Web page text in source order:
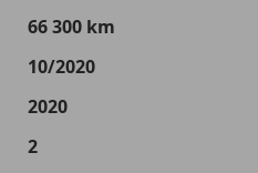
€ 311,11
abhängig von Ihrer Bonität sowie
Rückzahlungszeitraum 1-10
- 14,90%.
66 300 km
10/2020
2020
2